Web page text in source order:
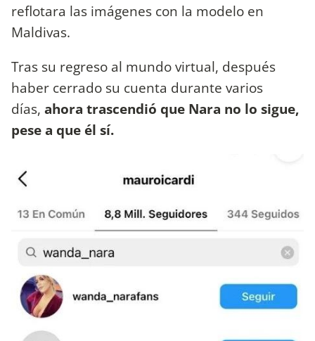
reflotara las imágenes con la modelo en
Maldivas.
Tras su regreso al mundo virtual, después
haber cerrado su cuenta durante varios
días, ahora trascendió que Nara no lo sigue,
pese a que él sí.